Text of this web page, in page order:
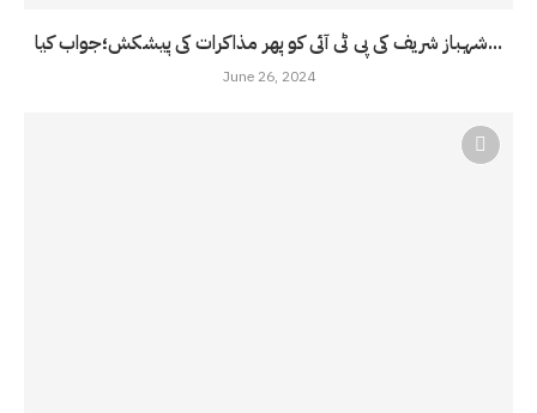
شہباز شریف کی پی ٹی آئی کو پھر مذاکرات کی پیشکش؛جواب کیا...
June 26, 2024